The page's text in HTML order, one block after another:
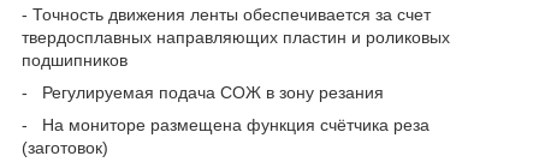
- Точность движения ленты обеспечивается за счет
твердосплавных направляющих пластин и роликовых
подшипников
- Регулируемая подача СОЖ в зону резания
- На мониторе размещена функция счётчика реза
(заготовок)